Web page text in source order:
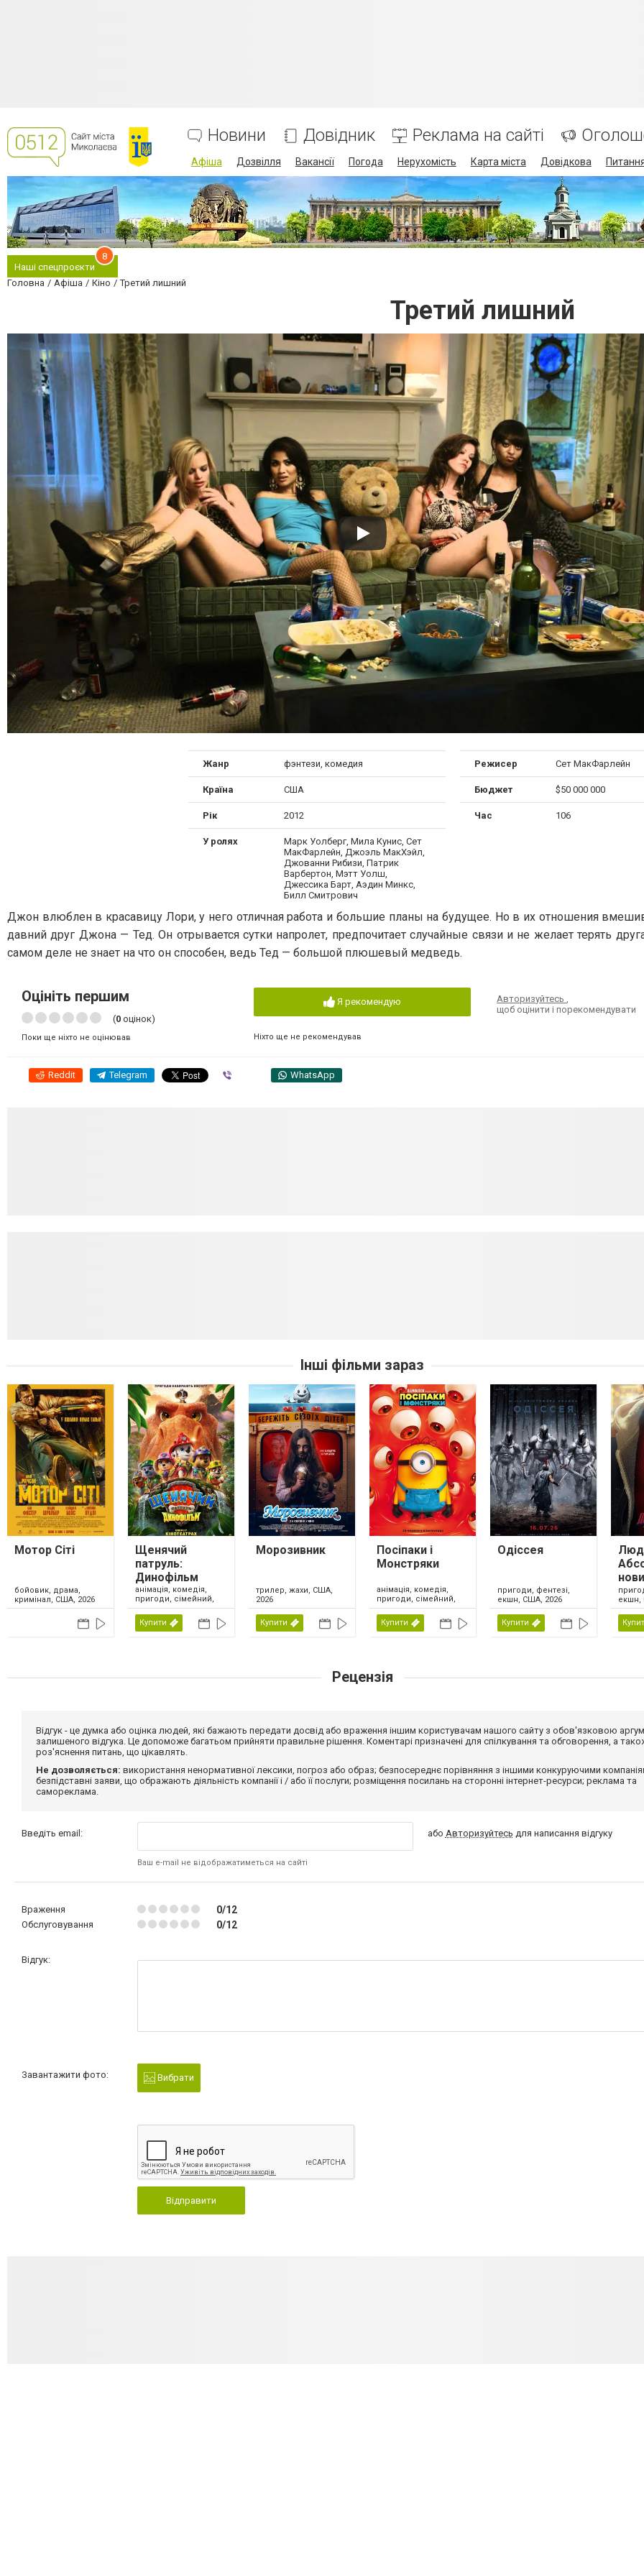
Новини Довідник Реклама на сайті
Афіша Дозвілля Вакансії Погода Нерухомість Карта міста Довідкова
Наші спецпроєкти
8
Головна Афіша Кіно Третий лишний
Третий лишний
Жанр фэнтези, комедия
Країна США
Рік 2012
У ролях
Марк Уолберг, Мила Кунис, Сет
МакФарлейн, Джоэль МакХэйл,
Джованни Рибизи, Патрик
Варбертон, Мэтт Уолш,
Джессика Барт, Аэдин Минкс,
Билл Смитрович
Режисер Сет МакФарлейн
Бюджет $50 000 000
Час 106
Джон влюблен в красавицу Лори, у него отличная работа и большие планы на будущее. Но в их отношения
давний друг Джона — Тед. Он отрывается сутки напролет, предпочитает случайные связи и не желает терять
самом деле не знает на что он способен, ведь Тед — большой плюшевый медведь.
Оцініть першим
(0 оцінок)
Поки ще ніхто не оцінював
Я рекомендую
Ніхто ще не рекомендував
Авторизуйтесь
щоб оцінити і порекомендувати
Reddit Telegram WhatsApp
Інші фільми зараз
Мотор Сіті
бойовик, драма,
кримінал, США, 2026
Щенячий
патруль:
Динофільм
анімація, комедія,
пригоди, сімейний,
США, 2026
Купити
Морозивник
трилер, жахи, США,
2026
Купити
Посіпаки і
Монстряки
анімація, комедія,
пригоди, сімейний,
США, 2026
Купити
Одіссея
пригоди, фентезі,
екшн, США, 2026
Купити
екшн,
Рецензія
Відгук - це думка або оцінка людей, які бажають передати досвід або враження іншим користувачам нашого сайту з обов'язковою
залишеного відгука. Це допоможе багатьом прийняти правильне рішення. Коментарі призначені для спілкування та обговорення, а
роз'яснення питань, що цікавлять.
Не дозволяється: використання ненормативної лексики, погроз або образ; безпосереднє порівняння з іншими конкуруючими
безпідставні заяви, що ображають діяльність компанії і / або її послуги; розміщення посилань на сторонні інтернет-ресурси; реклама та
самореклама.
Введіть email:
Ваш e-mail не відображатиметься на сайті
або Авторизуйтесь для написання відгуку
Враження 0/12
Обслуговування 0/12
Відгук:
Завантажити фото: Вибрати
Відправити